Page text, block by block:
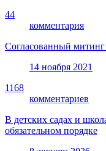
44
комментария
Согласованный митинг
14 ноября 2021
1168
комментариев
В детских садах и
обязательном порядке